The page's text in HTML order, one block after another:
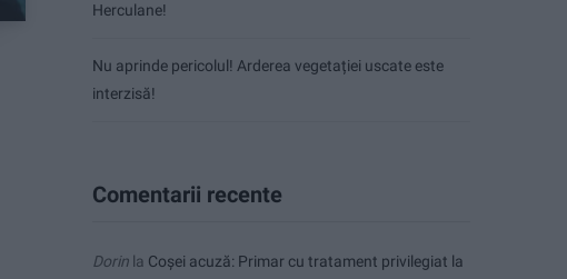
Herculane!
Nu aprinde pericolul! Arderea vegetației uscate este
interzisă!
Comentarii recente
Dorin la Coșei acuză: Primar cu tratament privilegiat la